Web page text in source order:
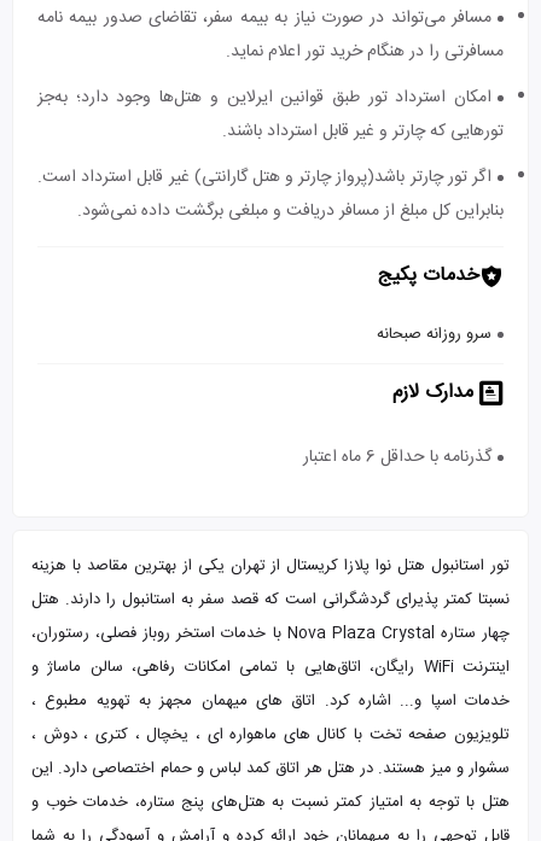
مسافر می‌تواند در صورت نیاز به بیمه سفر، تقاضای صدور بیمه نامه
مسافرتی را در هنگام خرید تور اعلام نماید.
امکان استرداد تور طبق قوانین ایرلاین و هتل‌ها وجود دارد؛ به‌جز
تورهایی که چارتر و غیر قابل استرداد باشند.
اگر تور چارتر باشد(پرواز چارتر و هتل گارانتی) غیر قابل استرداد است.
بنابراین کل مبلغ از مسافر دریافت و مبلغی برگشت داده نمی‌شود.
خدمات پکیج
سرو روزانه صبحانه
مدارک لازم
گذرنامه با حداقل 6 ماه اعتبار
تور استانبول هتل نوا پلازا کریستال از تهران یکی از بهترین مقاصد با هزینه
نسبتا کمتر پذیرای گردشگرانی است که قصد سفر به استانبول را دارند. هتل
چهار ستاره Nova Plaza Crystal با خدمات استخر روباز فصلی، رستوران،
اینترنت WiFi رایگان، اتاق‌هایی با تمامی امکانات رفاهی، سالن ماساژ و
خدمات اسپا و... اشاره کرد. اتاق های میهمان مجهز به تهویه مطبوع ،
تلویزیون صفحه تخت با کانال های ماهواره ای ، یخچال ، کتری ، دوش ،
سشوار و میز هستند. در هتل هر اتاق کمد لباس و حمام اختصاصی دارد. این
هتل با توجه به امتیاز کمتر نسبت به هتل‌های پنج ستاره، خدمات خوب و